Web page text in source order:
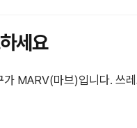
세요
MARV(마브)입니다. 쓰